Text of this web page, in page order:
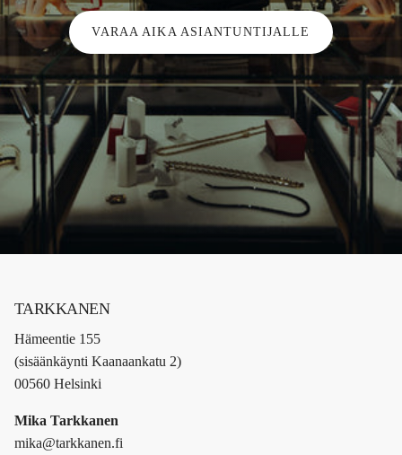
VARAA AIKA ASIANTUNTIJALLE
TARKKANEN
Hämeentie 155
(sisäänkäynti Kaanaankatu 2)
00560 Helsinki
Mika Tarkkanen
mika@tarkkanen.fi